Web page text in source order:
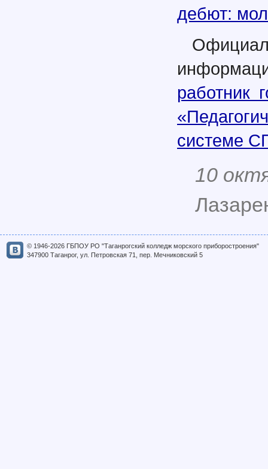
дебют:
работник
системе
10
© 1946-2026 ГБПОУ РО "Таганрогский колледж морского приборостроения"
347900 Таганрог, ул. Петровская 71, пер. Мечниковский 5